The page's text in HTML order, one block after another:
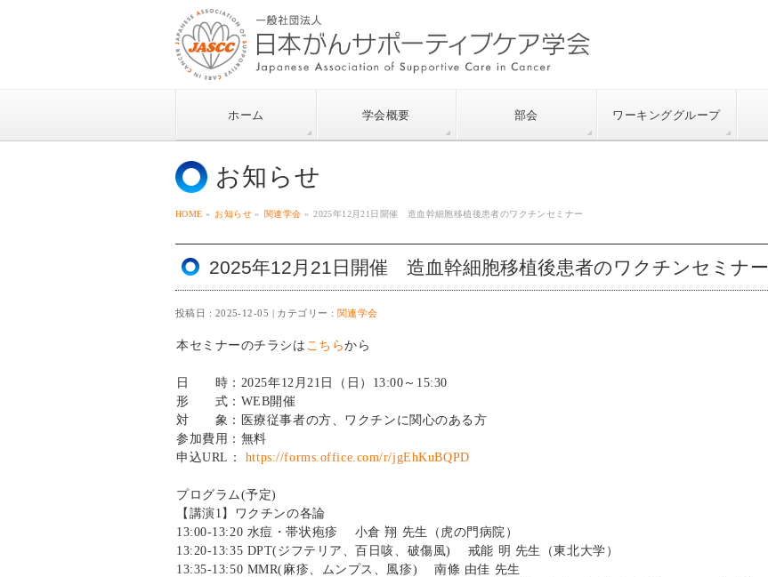
ホーム 学会概要 部会 ワーキンググループ
お知らせ
HOME » お知らせ » 関連学会 » 2025年12月21日開催 造血幹細胞移植後患者のワクチンセミナー
2025年12月21日開催 造血幹細胞移植後患者のワクチンセミナー
投稿日 : 2025-12-05 カテゴリー : 関連学会
本セミナーのチラシは こちらから
日 時：2025年12月21日（日）13:00～15:30
形 式：WEB開催
対 象：医療従事者の方、ワクチンに関心のある方
参加費用：無料
申込URL： https://forms.office.com/r/jgEhKuBQPD
プログラム(予定)
【講演1】ワクチンの各論
13:00-13:20 水痘・帯状疱疹 小倉 翔 先生（虎の門病院）
13:20-13:35 DPT(ジフテリア、百日咳、破傷風) 戒能 明 先生（東北大学）
13:35-13:50 MMR(麻疹、ムンプス、風疹) 南條 由佳 先生